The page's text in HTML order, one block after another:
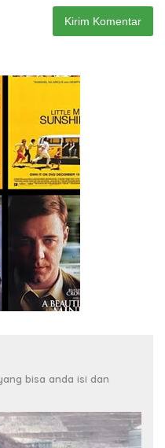
bisa anda isi dan